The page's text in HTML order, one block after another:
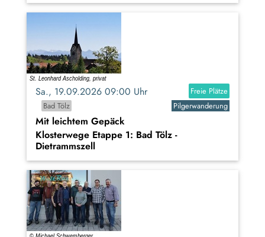
Sa., 19.09.2026 09:00 Uhr
Freie Plätze
Bad Tölz
Pilgerwanderung
Mit leichtem Gepäck
Klosterwege Etappe 1: Bad Tölz -
Dietrammszell